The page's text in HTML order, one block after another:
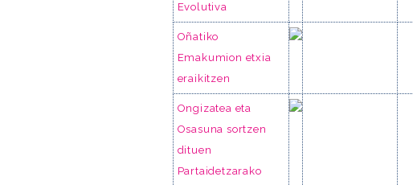
Evolutiva
Oñatiko
Emakumion etxia
eraikitzen
Ongizatea eta
Osasuna sortzen
dituen
Partaidetzarako